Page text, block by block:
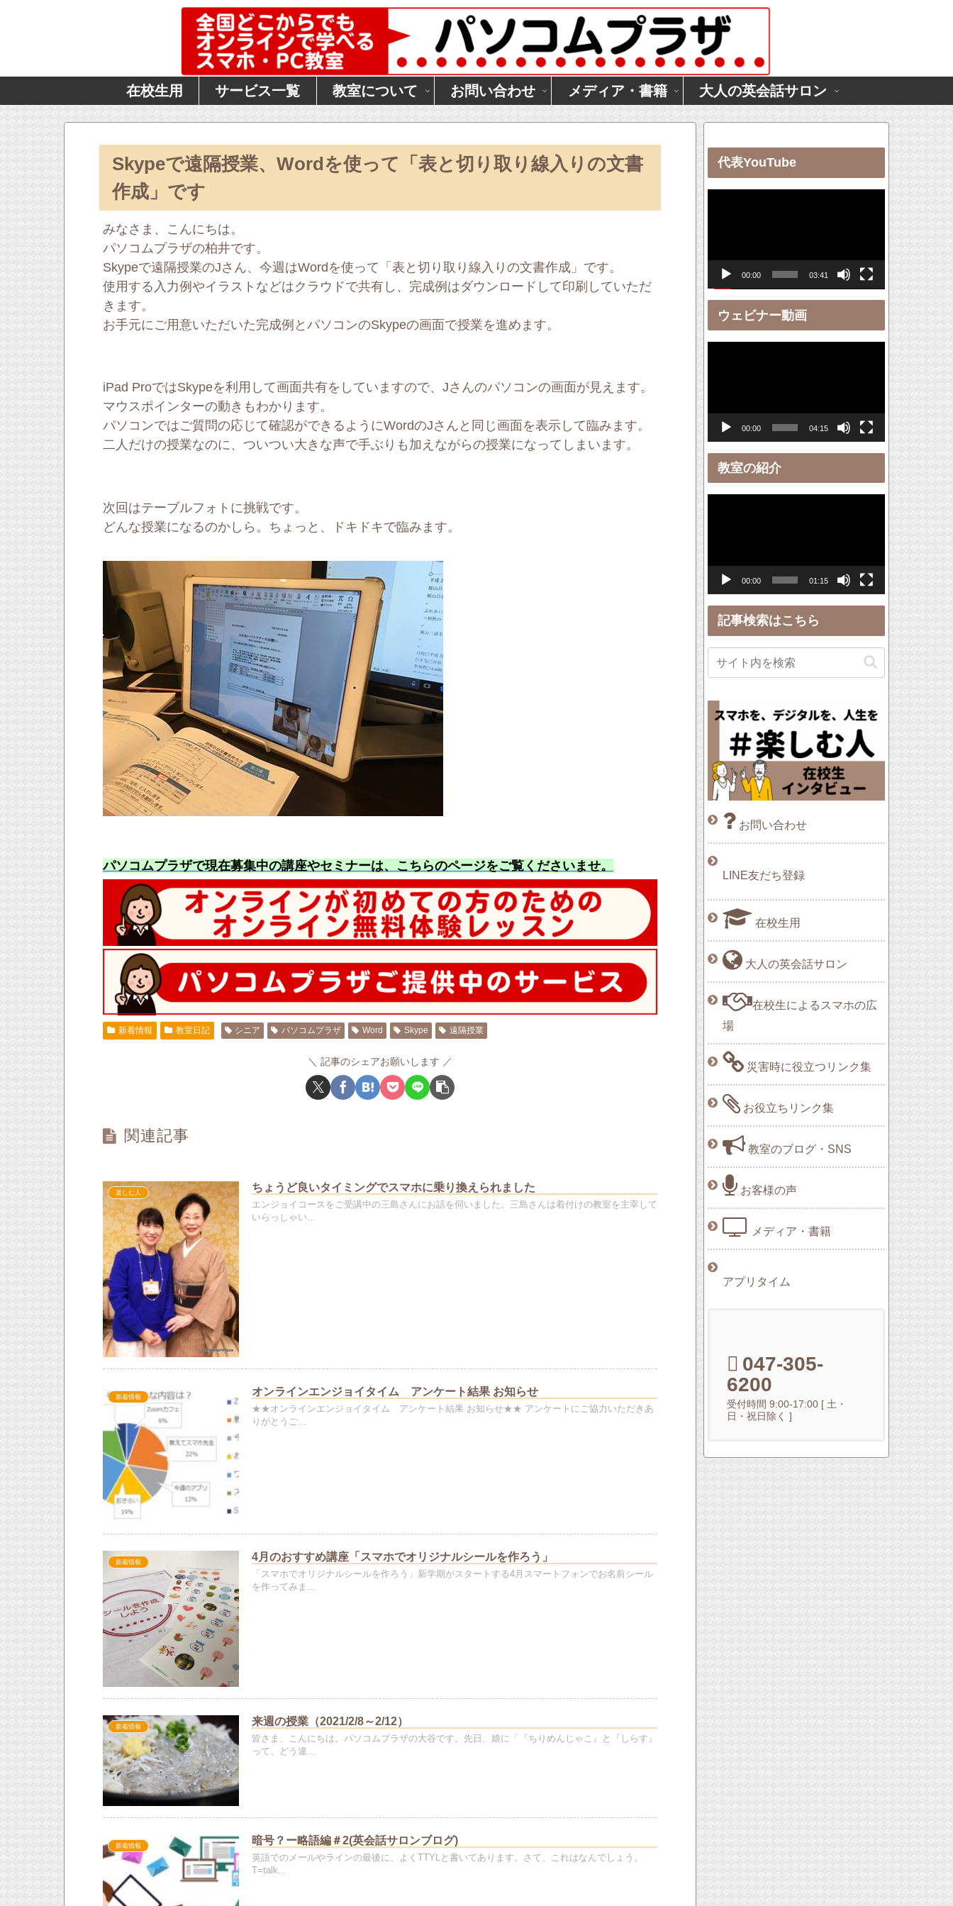
在校生用 サービス一覧 教室について お問い合わせ メディア・書籍 大人の英会話サロン
Skypeで遠隔授業、Wordを使って「表と切り取り線入りの文書
作成」です
みなさま、こんにちは。
パソコムプラザの柏井です。
Skypeで遠隔授業のJさん、今週はWordを使って「表と切り取り線入りの文書作成」です。
使用する入力例やイラストなどはクラウドで共有し、完成例はダウンロードして印刷していただ
きます。
お手元にご用意いただいた完成例とパソコンのSkypeの画面で授業を進めます。
iPad ProではSkypeを利用して画面共有をしていますので、Jさんのパソコンの画面が見えます。
マウスポインターの動きもわかります。
パソコンではご質問の応じて確認ができるようにWordのJさんと同じ画面を表示して臨みます。
二人だけの授業なのに、ついつい大きな声で手ぶりも加えながらの授業になってしまいます。
次回はテーブルフォトに挑戦です。
どんな授業になるのかしら。ちょっと、ドキドキで臨みます。
パソコムプラザで現在募集中の講座やセミナーは、こちらのページをご覧くださいませ。
新着情報 教室日記 シニア パソコムプラザ Word Skype 遠隔授業
記事のシェアお願いします
関連記事
楽しむ人 ちょうど良いタイミングでスマホに乗り換えられました
エンジョイコースをご受講中の三島さんにお話を伺いました。三島さんは着付けの教室を主宰して
いらっしゃい...
新着情報 オンラインエンジョイタイム アンケート結果 お知らせ
★★オンラインエンジョイタイム アンケート結果 お知らせ★★ アンケートにご協力いただきあ
りがとうご...
新着情報 4月のおすすめ講座「スマホでオリジナルシールを作ろう」
「スマホでオリジナルシールを作ろう」新学期がスタートする4月スマートフォンでお名前シール
を作ってみま...
新着情報 来週の授業（2021/2/8～2/12）
皆さま、こんにちは。パソコムプラザの大谷です。先日、娘に「『ちりめんじゃこ』と『しらす』
って、どう違...
新着情報 暗号？ー略語編＃2(英会話サロンブログ)
英語でのメールやラインの最後に、よくTTYLと書いてあります。さて、これはなんでしょう。
T=talk...
代表YouTube
レ
ヤ
00:00 03:41
ウェビナー動画
レ
ヤ
ー
00:00 04:15
教室の紹介
レ
ヤ
ー
00:00 01:15
記事検索はこちら
お問い合わせ
LINE友だち登録
在校生用
大人の英会話サロン
在校生によるスマホの広
場
災害時に役立つリンク集
お役立ちリンク集
教室のブログ・SNS
お客様の声
メディア・書籍
アプリタイム
047-305-
6200
受付時間 9:00-17:00 [ 土・
日・祝日除く ]